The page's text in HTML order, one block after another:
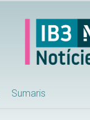
Sumaris